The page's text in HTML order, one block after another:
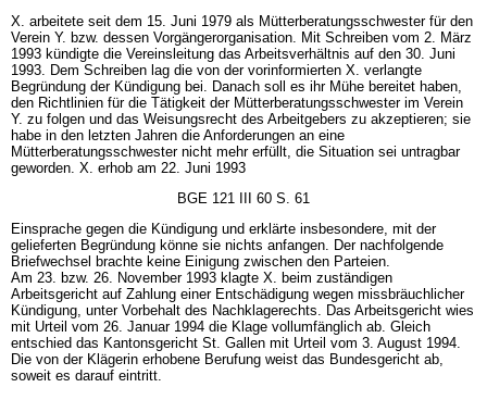
X. arbeitete seit dem 15. Juni 1979 als Mütterberatungsschwester für den
Verein Y. bzw. dessen Vorgängerorganisation. Mit Schreiben vom 2. März
1993 kündigte die Vereinsleitung das Arbeitsverhältnis auf den 30. Juni
1993. Dem Schreiben lag die von der vorinformierten X. verlangte
Begründung der Kündigung bei. Danach soll es ihr Mühe bereitet haben,
den Richtlinien für die Tätigkeit der Mütterberatungsschwester im Verein
Y. zu folgen und das Weisungsrecht des Arbeitgebers zu akzeptieren; sie
habe in den letzten Jahren die Anforderungen an eine
Mütterberatungsschwester nicht mehr erfüllt, die Situation sei untragbar
geworden. X. erhob am 22. Juni 1993
BGE 121 III 60 S. 61
Einsprache gegen die Kündigung und erklärte insbesondere, mit der
gelieferten Begründung könne sie nichts anfangen. Der nachfolgende
Briefwechsel brachte keine Einigung zwischen den Parteien.
Am 23. bzw. 26. November 1993 klagte X. beim zuständigen
Arbeitsgericht auf Zahlung einer Entschädigung wegen missbräuchlicher
Kündigung, unter Vorbehalt des Nachklagerechts. Das Arbeitsgericht wies
mit Urteil vom 26. Januar 1994 die Klage vollumfänglich ab. Gleich
entschied das Kantonsgericht St. Gallen mit Urteil vom 3. August 1994.
Die von der Klägerin erhobene Berufung weist das Bundesgericht ab,
soweit es darauf eintritt.